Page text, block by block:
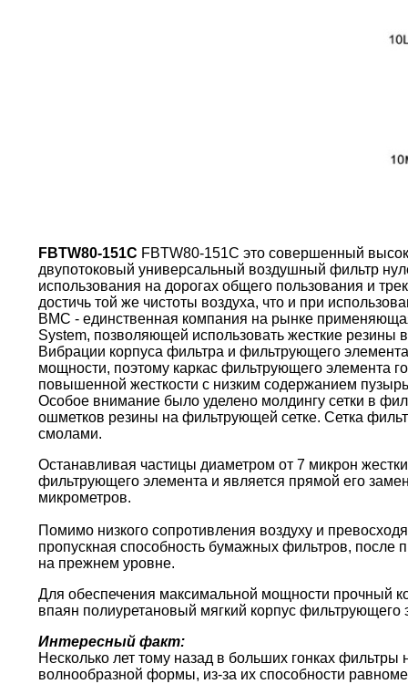
FBTW80-151C FBTW80-151C это совершенный
двупотоковый универсальный воздушный фильтр
использования на дорогах общего пользования и
достичь той же чистоты воздуха, что и при
BMC - единственная компания на рынке
System, позволяющей использовать жесткие резины
Вибрации корпуса фильтра и фильтрующего
мощности, поэтому каркас фильтрующего элемента
повышенной жесткости с низким содержанием
Особое внимание было уделено молдингу сетки в
ошметков резины на фильтрующей сетке. Сетка
смолами.
Останавливая частицы диаметром от 7 микрон
фильтрующего элемента и является прямой его
микрометров.
Помимо низкого сопротивления воздуху и
пропускная способность бумажных фильтров, после
на прежнем уровне.
Для обеспечения максимальной мощности прочный
впаян полиуретановый мягкий корпус
Интересный факт:
Несколько лет тому назад в больших гонках
волнообразной формы, из-за их способности